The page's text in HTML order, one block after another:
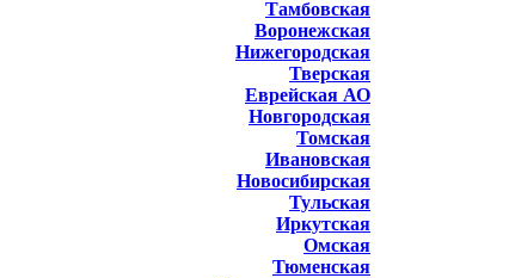
Тамбовская
Воронежская
Нижегородская
Тверская
Еврейская АО
Новгородская
Томская
Ивановская
Новосибирская
Тульская
Иркутская
Омская
Тюменская